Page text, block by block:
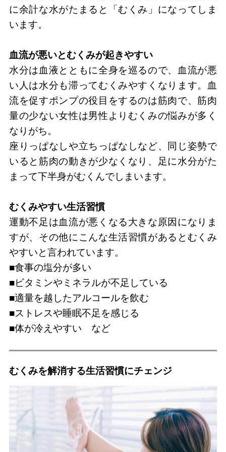
に余計な水がたまると「むくみ」になってしま
います。
血流が悪いとむくみが起きやすい
水分は血液とともに全身を巡るので、血流が悪
い人は水分も滞ってむくみやすくなります。血
流を促すポンプの役目をするのは筋肉で、筋肉
量の少ない女性は男性よりむくみの悩みが多く
なりがち。
座りっぱなしや立ちっぱなしなど、同じ姿勢で
いると筋肉の動きが少なくなり、足に水分がた
まって下半身がむくんでしまいます。
むくみやすい生活習慣
運動不足は血流が悪くなる大きな原因になりま
すが、その他にこんな生活習慣があるとむくみ
やすいと言われています。
■食事の塩分が多い
■ビタミンやミネラルが不足している
■適量を越したアルコールを飲む
■ストレスや睡眠不足を感じる
■体が冷えやすい など
むくみを解消する生活習慣にチェンジ